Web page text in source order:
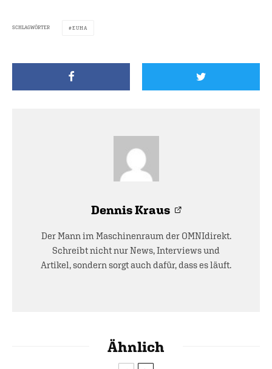
SCHLAGWÖRTER EUHA
Dennis Kraus
Der Mann im Maschinenraum der OMNIdirekt.
Schreibt nicht nur News, Interviews und
Artikel, sondern sorgt auch dafür, dass es läuft.
Ähnlich